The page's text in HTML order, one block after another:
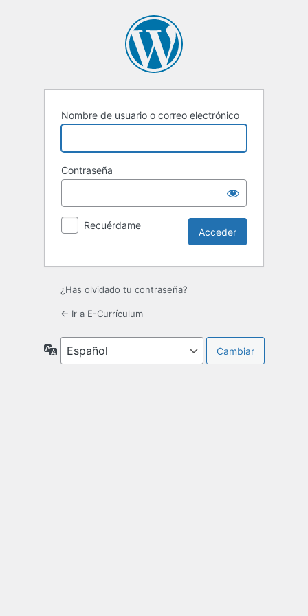
Nombre de usuario o correo electrónico
Contraseña
Recuérdame
¿Has olvidado tu contraseña?
← Ir a E-Currículum
Idioma